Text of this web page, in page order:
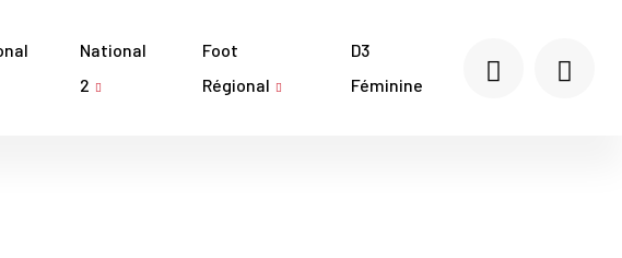
National
2
Foot
Régional
D3
Féminine